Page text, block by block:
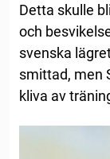
Detta skulle
och
svenska
smittad, men
kliva av